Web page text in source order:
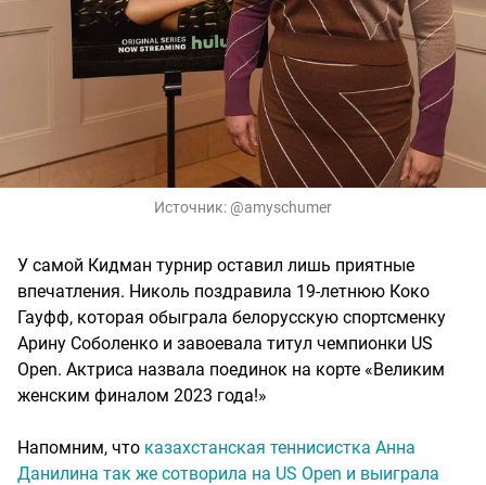
Источник: @amyschumer
У самой Кидман турнир оставил лишь приятные
впечатления. Николь поздравила 19-летнюю Коко
Гауфф, которая обыграла белорусскую спортсменку
Арину Соболенко и завоевала титул чемпионки US
Open. Актриса назвала поединок на корте «Великим
женским финалом 2023 года!»
Напомним, что казахстанская теннисистка Анна
Данилина так же сотворила на US Open и выиграла